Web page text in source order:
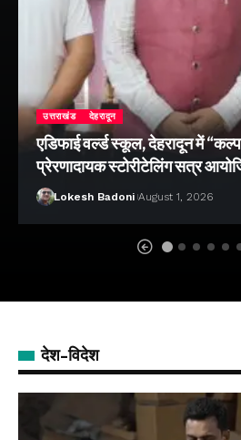
उत्तराखंड देहरादून
एडिफाई वर्ल्ड स्कूल, देहरादून में
प्रेरणादायक स्टोरीटेलिंग सत्र
Lokesh Badoni August 1, 2026
देश-विदेश